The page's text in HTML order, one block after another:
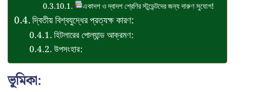
একাদশ ও দ্বাদশ শ্রেণির স্টুডেন্টদের জন্য দারুণ সুযোগ!
দ্বিতীয় বিশ্বযুদ্ধের প্রত্যক্ষ কারণ:
হিটলারের পোল্যান্ড আক্রমণ:
উপসংহার:
ভূমিকা: